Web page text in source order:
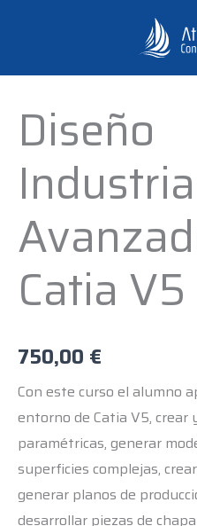
Diseño
Catia
750,00 €
Con este curso el alumno
entorno de Catia V5, crear
paramétricas, generar
superficies complejas,
generar planos de
desarrollar piezas de
Diseño
Industrial
Avanzado
Catia
V5
100
cantidad